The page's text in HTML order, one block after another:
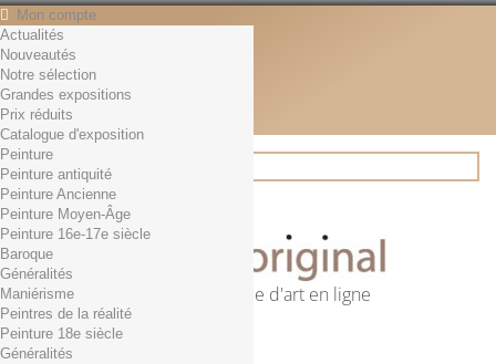
Mon compte
Contact
Français
English
Français
Actualités
Rechercher
Première librairie d'art en ligne
Panier (vide)
Aucun produit
Actualités
Nouveautés
Notre sélection
Grandes expositions
Prix réduits
Catalogue d'exposition
Peinture
Peinture antiquité
Peinture Ancienne
Peinture Moyen-Âge
Peinture 16e-17e siècle
Baroque
Généralités
Maniérisme
Peintres de la réalité
Peinture 18e siècle
Généralités